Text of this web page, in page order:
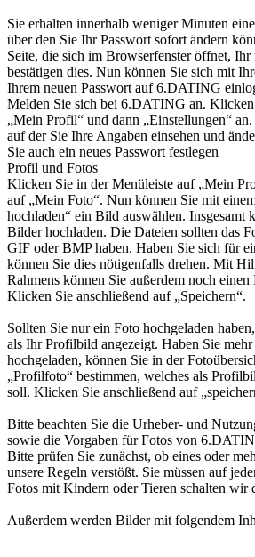
Sie erhalten innerhalb weniger Minuten
über den Sie Ihr Passwort sofort ändern
Seite, die sich im Browserfenster öffnet, Ihr
bestätigen dies. Nun können Sie sich mit
Ihrem neuen Passwort auf 6.DATING
Melden Sie sich bei 6.DATING an.
„Mein Profil“ und dann „Einstellungen“
auf der Sie Ihre Angaben einsehen und
Sie auch ein neues Passwort festlegen
Profil und Fotos
Klicken Sie in der Menüleiste auf „Mein
auf „Mein Foto“. Nun können Sie mit
hochladen“ ein Bild auswählen. Insgesamt
Bilder hochladen. Die Dateien sollten das
GIF oder BMP haben. Haben Sie sich für
können Sie dies nötigenfalls drehen. Mit
Rahmens können Sie außerdem noch
Klicken Sie anschließend auf „Speichern“.
Sollten Sie nur ein Foto hochgeladen
als Ihr Profilbild angezeigt. Haben Sie
hochgeladen, können Sie in der
„Profilfoto“ bestimmen, welches als
soll. Klicken Sie anschließend auf
Bitte beachten Sie die Urheber- und
sowie die Vorgaben für Fotos von
Bitte prüfen Sie zunächst, ob eines oder
unsere Regeln verstößt. Sie müssen auf
Fotos mit Kindern oder Tieren schalten wir
Außerdem werden Bilder mit folgendem